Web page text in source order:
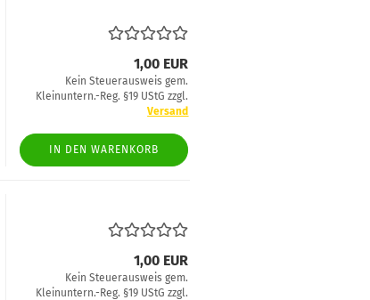
1,00 EUR
Kein Steuerausweis gem.
Kleinuntern.-Reg. §19 UStG zzgl.
Versand
IN DEN WARENKORB
1,00 EUR
Kein Steuerausweis gem.
Kleinuntern.-Reg. §19 UStG zzgl.